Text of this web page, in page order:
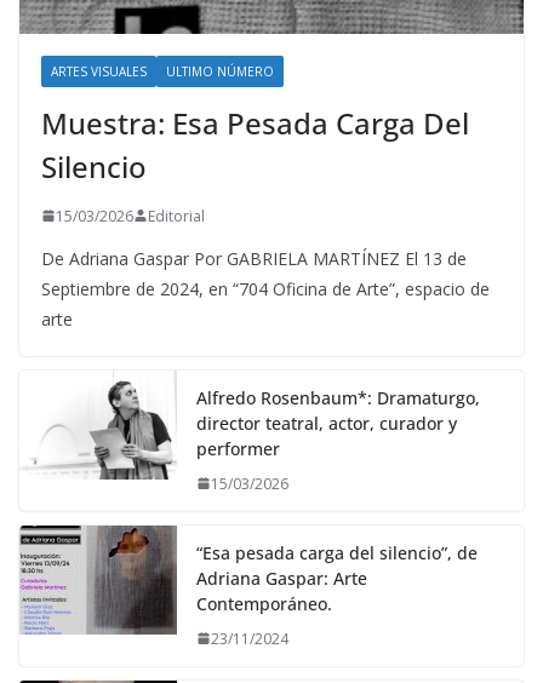
ARTES VISUALES ULTIMO NÚMERO
Muestra: Esa Pesada Carga Del
Silencio
15/03/2026 Editorial
De Adriana Gaspar Por GABRIELA MARTÍNEZ El 13 de
Septiembre de 2024, en “704 Oficina de Arte”, espacio de
arte
Alfredo Rosenbaum*: Dramaturgo,
director teatral, actor, curador y
performer
15/03/2026
“Esa pesada carga del silencio”, de
Adriana Gaspar: Arte
Contemporáneo.
23/11/2024